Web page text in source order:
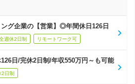
グ企業の【営業】◎年間休日126日
週休2日制 リモートワーク可
日/完休2日制/年収550万円～も可能
2日制